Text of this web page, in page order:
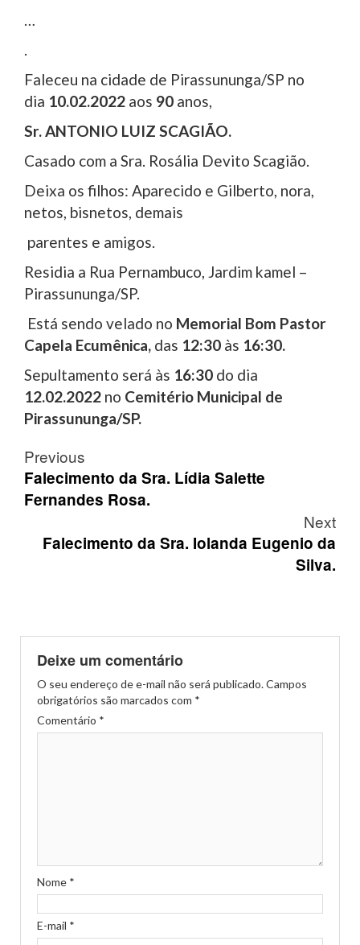
…
.
Faleceu na cidade de Pirassununga/SP no
dia 10.02.2022 aos 90 anos,
Sr. ANTONIO LUIZ SCAGIÃO.
Casado com a Sra. Rosália Devito Scagião.
Deixa os filhos: Aparecido e Gilberto, nora,
netos, bisnetos, demais
parentes e amigos.
Residia a Rua Pernambuco, Jardim kamel –
Pirassununga/SP.
Está sendo velado no Memorial Bom Pastor
Capela Ecumênica, das 12:30 às 16:30.
Sepultamento será às 16:30 do dia
12.02.2022 no Cemitério Municipal de
Pirassununga/SP.
Post
navigation
Previous
Falecimento da Sra. Lídia Salette
Fernandes Rosa.
Next
Falecimento da Sra. Iolanda Eugenio da
Silva.
Deixe um comentário
O seu endereço de e-mail não será publicado.Campos
obrigatórios são marcados com *
Comentário *
Nome *
E-mail *